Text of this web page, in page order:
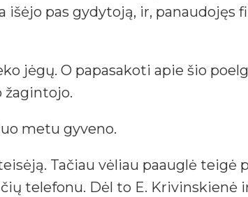
pas gydytoją, ir, panaudojęs
jėgų. O papasakoti apie šio
žagintojo.
metu gyveno.
Tačiau vėliau paauglė teigė
telefonu. Dėl to E. Krivinskienė